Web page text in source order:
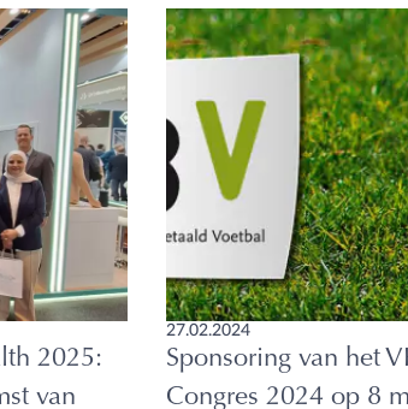
2025:
van
27.02.2024
Sponsoring van het
Congres 2024 op 8